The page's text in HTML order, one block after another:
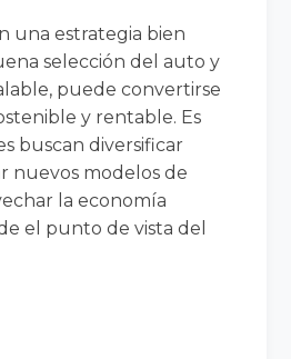
una estrategia bien
selección del auto y
puede convertirse
y rentable. Es
buscan diversificar
nuevos modelos de
la economía
el punto de vista del